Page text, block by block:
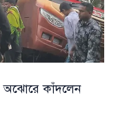
অঝোরে কাঁদলেন